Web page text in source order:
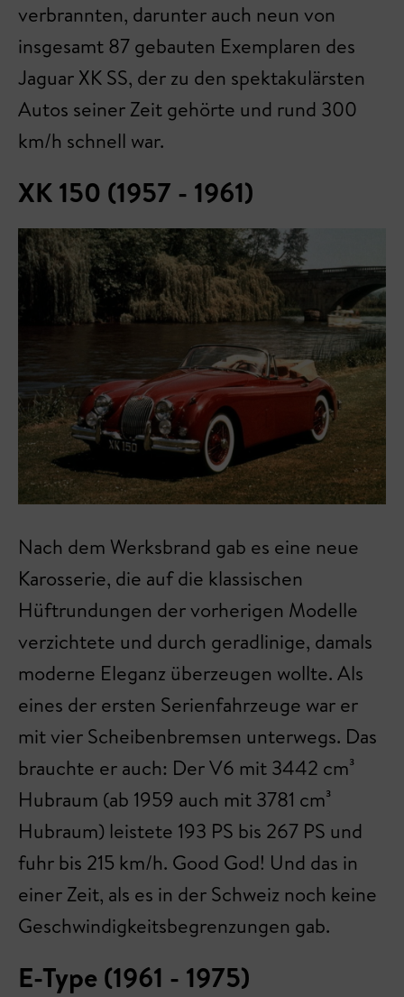
verbrannten, darunter auch neun von
insgesamt 87 gebauten Exemplaren des
Jaguar XK SS, der zu den spektakulärsten
Autos seiner Zeit gehörte und rund 300
km/h schnell war.
XK 150 (1957 - 1961)
Nach dem Werksbrand gab es eine neue
Karosserie, die auf die klassischen
Hüftrundungen der vorherigen Modelle
verzichtete und durch geradlinige, damals
moderne Eleganz überzeugen wollte. Als
eines der ersten Serienfahrzeuge war er
mit vier Scheibenbremsen unterwegs. Das
brauchte er auch: Der V6 mit 3442 cm³
Hubraum (ab 1959 auch mit 3781 cm³
Hubraum) leistete 193 PS bis 267 PS und
fuhr bis 215 km/h. Good God! Und das in
einer Zeit, als es in der Schweiz noch keine
Geschwindigkeitsbegrenzungen gab.
E-Type (1961 - 1975)